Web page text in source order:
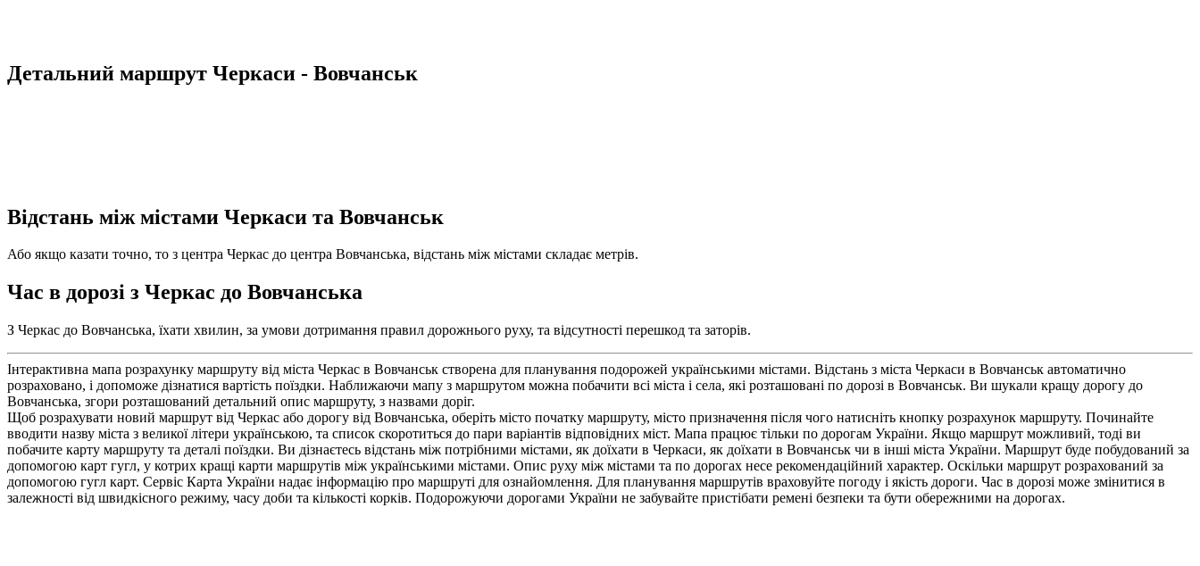
Детальний маршрут Черкаси - Вовчанськ
Відстань між містами Черкаси та Вовчанськ
Або якщо казати точно, то з центра Черкас до центра Вовчанська, відстань між містами складає метрів.
Час в дорозі з Черкас до Вовчанська
З Черкас до Вовчанська, їхати хвилин, за умови дотримання правил дорожнього руху, та відсутності перешкод та заторів.
Інтерактивна мапа розрахунку маршруту від міста Черкас в Вовчанськ створена для планування подорожей українськими містами. Відстань з міста Черкаси в Вовчанськ автоматично
розраховано, і допоможе дізнатися вартість поїздки. Наближаючи мапу з маршрутом можна побачити всі міста і села, які розташовані по дорозі в Вовчанськ. Ви шукали кращу дорогу до
Вовчанська, згори розташований детальний опис маршруту, з назвами доріг.
Щоб розрахувати новий маршрут від Черкас або дорогу від Вовчанська, оберіть місто початку маршруту, місто призначення після чого натисніть кнопку розрахунок маршруту. Починайте
вводити назву міста з великої літери українською, та список скоротиться до пари варіантів відповідних міст. Мапа працює тільки по дорогам України. Якщо маршрут можливий, тоді ви
побачите карту маршруту та деталі поїздки. Ви дізнаєтесь відстань між потрібними містами, як доїхати в Черкаси, як доїхати в Вовчанськ чи в інші міста України. Маршрут буде побудований за
допомогою карт гугл, у котрих кращі карти маршрутів між українськими містами. Опис руху між містами та по дорогах несе рекомендаційний характер. Оскільки маршрут розрахований за
допомогою гугл карт. Сервіс Карта України надає інформацію про маршруті для ознайомлення. Для планування маршрутів враховуйте погоду і якість дороги. Час в дорозі може змінитися в
залежності від швидкісного режиму, часу доби та кількості корків. Подорожуючи дорогами України не забувайте пристібати ремені безпеки та бути обережними на дорогах.